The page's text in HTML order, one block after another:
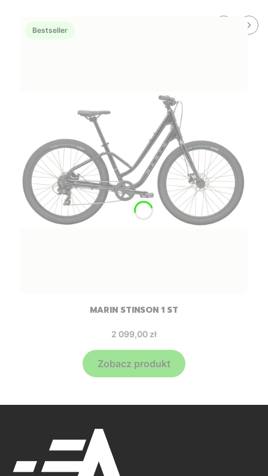
Bestseller
MARIN STINSON 1 ST
Cena
2 099,00 zł
Zobacz produkt